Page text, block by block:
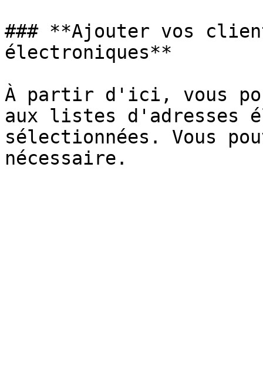
### **Ajouter vos
électroniques**
À partir d'ici, vous
aux listes d'adresses
sélectionnées. Vous